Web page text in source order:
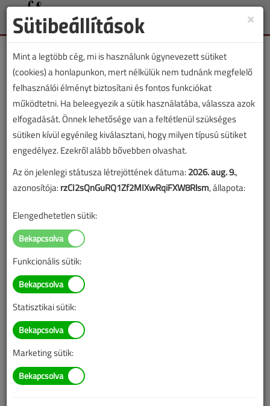
Toggle
Lapszám:
TARTALOM
Hűtéstechnika Technológia
Korszerű mennyezethűtések
2017/4. lapszám
Figylem! Ez a cikk 9 éve frissült utoljára. A benne szereplő
információk mára aktualitásukat veszíthették, valamint a tartalom
helyenként hiányos lehet (képek, táblázatok stb.).
×
Sütibeállítások
Mint a legtöbb cég, mi is használunk úgynevezett sütiket
(cookies) a honlapunkon, mert nélkülük nem tudnánk megfelelő
felhasználói élményt biztosítani és fontos funkciókat
működtetni. Ha beleegyezik a sütik használatába, válassza azok
elfogadását. Önnek lehetősége van a feltétlenül szükséges
sütiken kívül egyénileg kiválasztani, hogy milyen típusú sütiket
engedélyez. Ezekről alább bővebben olvashat.
Az ön jelenlegi státusza létrejöttének dátuma:2026. aug. 9.,
azonosítója:rzCI2sQnGuRQ1Zf2MIXwRqiFXW8Rlsm, állapota:
Elengedhetetlen sütik:
Funkcionális sütik:
Statisztikai sütik:
Marketing sütik: